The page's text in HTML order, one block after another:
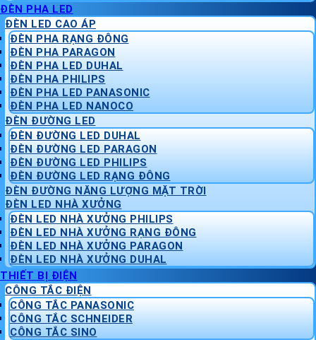
ĐÈN PHA LED
ĐÈN LED CAO ÁP
ĐÈN PHA RẠNG ĐÔNG
ĐÈN PHA PARAGON
ĐÈN PHA LED DUHAL
ĐÈN PHA PHILIPS
ĐÈN PHA LED PANASONIC
ĐÈN PHA LED NANOCO
ĐÈN ĐƯỜNG LED
ĐÈN ĐƯỜNG LED DUHAL
ĐÈN ĐƯỜNG LED PARAGON
ĐÈN ĐƯỜNG LED PHILIPS
ĐÈN ĐƯỜNG LED RẠNG ĐÔNG
ĐÈN ĐƯỜNG NĂNG LƯỢNG MẶT TRỜI
ĐÈN LED NHÀ XƯỞNG
ĐÈN LED NHÀ XƯỞNG PHILIPS
ĐÈN LED NHÀ XƯỞNG RẠNG ĐÔNG
ĐÈN LED NHÀ XƯỞNG PARAGON
ĐÈN LED NHÀ XƯỞNG DUHAL
THIẾT BỊ ĐIỆN
CÔNG TẮC ĐIỆN
CÔNG TẮC PANASONIC
CÔNG TẮC SCHNEIDER
CÔNG TẮC SINO